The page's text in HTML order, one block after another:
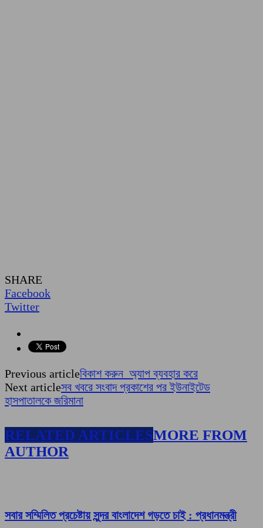
SHARE
Facebook
Twitter
Previous articleবিকাশ করুন অ্যাপ ব্যবহার করে
Next articleসব খবরে সংবাদ প্রকাশের পর ইউনাইটেড
হাসপাতালকে জরিমানা
RELATED ARTICLESMORE FROM
AUTHOR
সবার সম্মিলিত প্রচেষ্টায় সুন্দর বাংলাদেশ গড়তে চাই : প্রধানমন্ত্রী